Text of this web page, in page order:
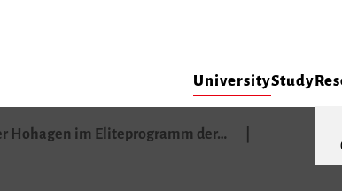
UniversityStudy
Hohagen im Eliteprogramm der…